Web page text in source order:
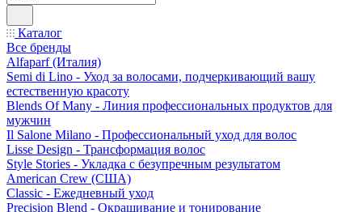
Каталог
Все бренды
Alfaparf (Италия)
Semi di Lino - Уход за волосами, подчеркивающий вашу
естественную красоту
Blends Of Many - Линия профессиональных продуктов для
мужчин
Il Salone Milano - Профессиональный уход для волос
Lisse Design - Трансформация волос
Style Stories - Укладка с безупречным результатом
American Crew (США)
Classic - Ежедневный уход
Precision Blend - Окрашивание и тонирование